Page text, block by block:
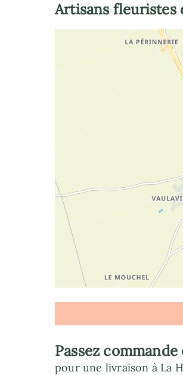
Artisans fleuristes
Passez
pour une livraison à La